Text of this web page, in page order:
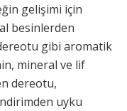
gelişimi için
besinlerden
gibi aromatik
mineral ve lif
dereotu,
uyku